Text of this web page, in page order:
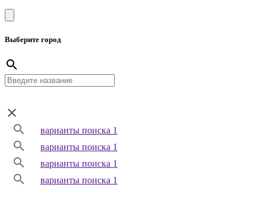
Выберите город
варианты поиска 1
варианты поиска 1
варианты поиска 1
варианты поиска 1